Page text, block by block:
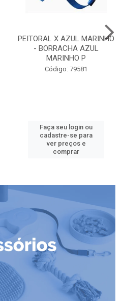
PEITORAL X AZUL MARINHO
- BORRACHA AZUL
MARINHO P
Código: 79581
Faça seu login ou
cadastre-se para
ver preços e
comprar